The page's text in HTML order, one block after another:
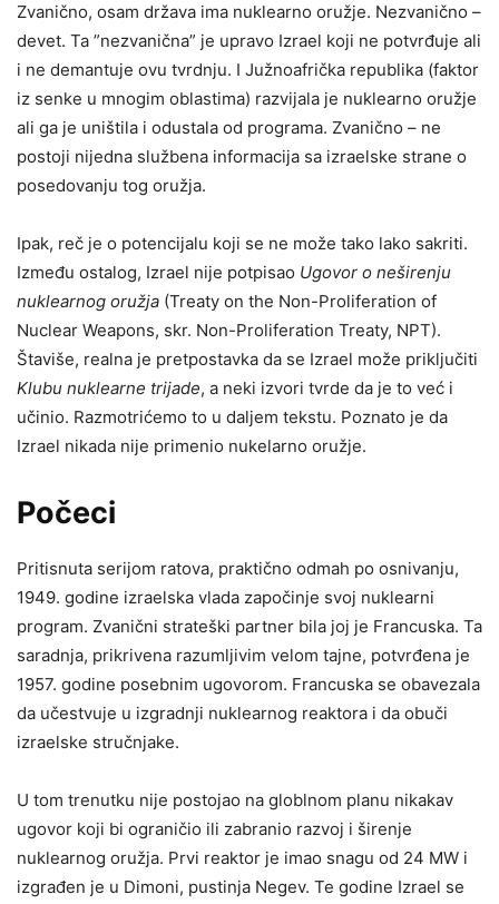
Zvanično, osam država ima nuklearno oružje. Nezvanično –
devet. Ta ”nezvanična” je upravo Izrael koji ne potvrđuje ali
i ne demantuje ovu tvrdnju. I Južnoafrička republika (faktor
iz senke u mnogim oblastima) razvijala je nuklearno oružje
ali ga je uništila i odustala od programa. Zvanično – ne
postoji nijedna službena informacija sa izraelske strane o
posedovanju tog oružja.
Ipak, reč je o potencijalu koji se ne može tako lako sakriti.
Između ostalog, Izrael nije potpisao Ugovor o neširenju
nuklearnog oružja (Treaty on the Non-Proliferation of
Nuclear Weapons, skr. Non-Proliferation Treaty, NPT).
Štaviše, realna je pretpostavka da se Izrael može priključiti
Klubu nuklearne trijade, a neki izvori tvrde da je to već i
učinio. Razmotrićemo to u daljem tekstu. Poznato je da
Izrael nikada nije primenio nukelarno oružje.
Počeci
Pritisnuta serijom ratova, praktično odmah po osnivanju,
1949. godine izraelska vlada započinje svoj nuklearni
program. Zvanični strateški partner bila joj je Francuska. Ta
saradnja, prikrivena razumljivim velom tajne, potvrđena je
1957. godine posebnim ugovorom. Francuska se obavezala
da učestvuje u izgradnji nuklearnog reaktora i da obuči
izraelske stručnjake.
U tom trenutku nije postojao na globlnom planu nikakav
ugovor koji bi ograničio ili zabranio razvoj i širenje
nuklearnog oružja. Prvi reaktor je imao snagu od 24 MW i
izgrađen je u Dimoni, pustinja Negev. Te godine Izrael se